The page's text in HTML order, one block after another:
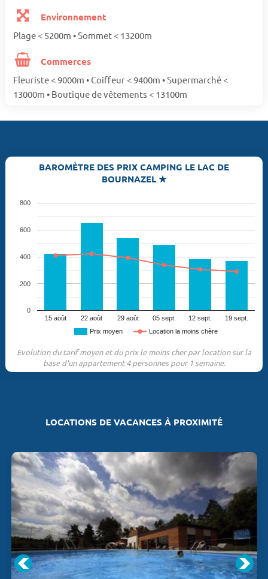
Environnement
Plage < 5200m • Sommet < 13200m
Commerces
Fleuriste < 9000m • Coiffeur < 9400m • Supermarché <
13000m • Boutique de vêtements < 13100m
BAROMÈTRE DES PRIX CAMPING LE LAC DE
BOURNAZEL ★
Prix moyen Location la moins chère
15 août 22 août 29 août 05 sept. 12 sept. 19 sept.
0
200
400
600
800
Evolution du tarif moyen et du prix le moins cher par location sur la
base d'un appartement 4 personnes pour 1 semaine.
LOCATIONS DE VACANCES À PROXIMITÉ